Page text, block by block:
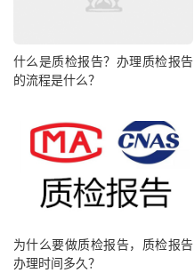
什么是质检报告？办理质检报告
的流程是什么？
为什么要做质检报告，质检报告
办理时间多久？